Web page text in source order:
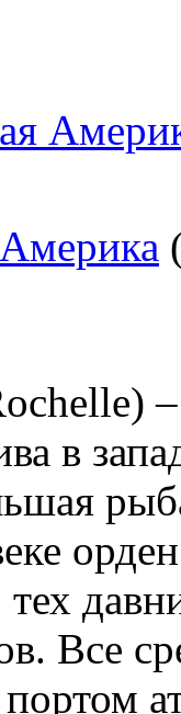
–
в
Все